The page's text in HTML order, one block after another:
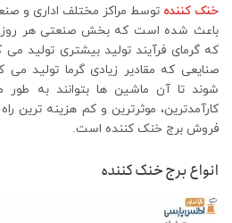
خنک کننده توسط مراکز مختلف اداری و
باعث شده است که بخش صنعتی هر روز
که گرمای فرآیند تولید بیشتری تولید
صنایعی که مقادیر زیادی گرما تولید می
شوند تا آن ماشین ها بتوانند به طور
کارآمدترین، موثرترین و کم هزینه ترین
فروش برج خنک کننده است.
انواع برج خنک کننده